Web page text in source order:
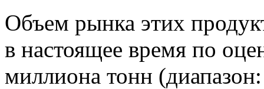
Объем рынка этих
в настоящее время по
миллиона тонн